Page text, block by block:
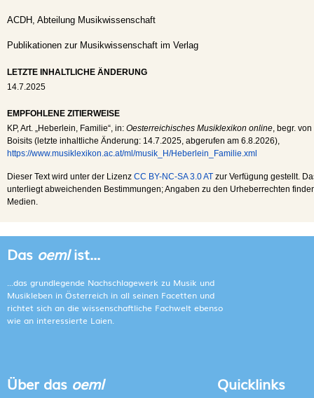
ACDH, Abteilung Musikwissenschaft
Publikationen zur Musikwissenschaft im Verlag
LETZTE INHALTLICHE ÄNDERUNG
14.7.2025
EMPFOHLENE ZITIERWEISE
KP, Art. „Heberlein, Familie“, in: Oesterreichisches Musiklexikon online, begr.
Boisits (letzte inhaltliche Änderung: 14.7.2025, abgerufen am 6.8.2026),
https://www.musiklexikon.ac.at/ml/musik_H/Heberlein_Familie.xml
Dieser Text wird unter der Lizenz CC BY-NC-SA 3.0 AT zur Verfügung gestellt.
unterliegt abweichenden Bestimmungen; Angaben zu den Urheberrechten
Medien.
Das oemlist...
...das grundlegende Nachschlagewerk zu Musik und
Musikleben in Österreich in all seinen Facetten und
richtet sich an die wissenschaftliche Fachwelt ebenso
wie an interessierte Laien.
Über das oeml Quicklinks